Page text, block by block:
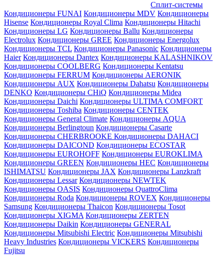
Сплит-системы
Кондиционеры FUNAI Кондиционеры MDV Кондиционеры
Hisense Кондиционеры Royal Clima Кондиционеры Hitachi
Кондиционеры LG Кондиционеры Ballu Кондиционеры
Electrolux Кондиционеры GREE Кондиционеры Energolux
Кондиционеры TCL Кондиционеры Panasonic Кондиционеры
Haier Кондиционеры Dantex Кондиционеры KALASHNIKOV
Кондиционеры СOOLBERG Кондиционеры Kentatsu
Кондиционеры FERRUM Кондиционеры AERONIK
Кондиционеры AUX Кондиционеры Dahatsu Кондиционеры
DENKO Кондиционеры CHiQ Кондиционеры Midea
Кондиционеры Daichi Кондиционеры ULTIMA COMFORT
Кондиционеры Toshiba Кондиционеры CENTEK
Кондиционеры General Climate Кондиционеры AQUA
Кондиционеры Berlingtoun Кондиционеры Casarte
Кондиционеры CHERBROOKE Кондиционеры DAHACI
Кондиционеры DAICOND Кондиционеры ECOSTAR
Кондиционеры EUROHOFF Кондиционеры EUROKLIMA
Кондиционеры GREEN Кондиционеры HEC Кондиционеры
ISHIMATSU Кондиционеры JAX Кондиционеры Lanzkraft
Кондиционеры Lessar Кондиционеры NEWTEK
Кондиционеры OASIS Кондиционеры QuattroClima
Кондиционеры Roda Кондиционеры ROVEX Кондиционеры
Samsung Кондиционеры Thaicon Кондиционеры Tosot
Кондиционеры XIGMA Кондиционеры ZERTEN
Кондиционеры Daikin Кондиционеры GENERAL
Кондиционеры Mitsubishi Electric Кондиционеры Mitsubishi
Heavy Industries Кондиционеры VICKERS Кондиционеры
Fujitsu